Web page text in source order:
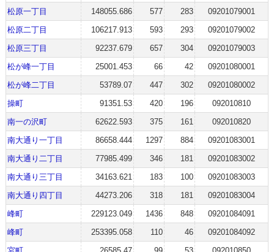
松原一丁目
148055.686 577 283
09201079001
松原二丁目
106217.913 593 293
09201079002
松原三丁目
92237.679 657 304
09201079003
松が峰一丁目
25001.453 66 42
09201080001
松が峰二丁目
53789.07 447 302
09201080002
操町
91351.53 420 196
092010810
南一の沢町
62622.593 375 161
092010820
南大通り一丁目
86658.444 1297 884
09201083001
南大通り二丁目
77985.499 346 181
09201083002
南大通り三丁目
34163.621 183 100
09201083003
南大通り四丁目
44273.206 318 181
09201083004
峰町
229123.049 1436 848
09201084091
峰町
253395.058 110 46
09201084092